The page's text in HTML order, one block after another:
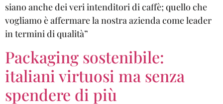
siano anche dei veri intenditori di caffè; quello che
vogliamo è affermare la nostra azienda come leader
in termini di qualità”
Packaging sostenibile:
italiani virtuosi ma senza
spendere di più